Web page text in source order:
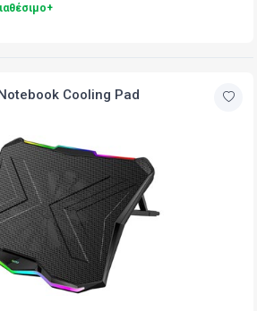
Cooling Pad